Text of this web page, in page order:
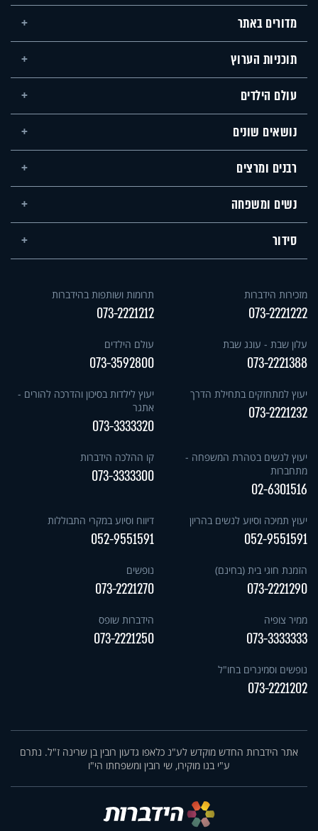
מדורים באתר
תוכניות הערוץ
עולם הילדים
נושאים שונים
רבנים ומרצים
נשים ומשפחה
סידור
מזכירות הידברות
073-2221222
תרומות ושותפות בהידברות
073-2221212
עלון שבת - עונג שבת
073-2221388
עולם הילדים
073-3592800
יעוץ למתחזקים בתחילת הדרך
073-2221232
יעוץ לילדות בסיכון והדרכה להורים -
אתגר
073-3333320
יעוץ לנשים בטהרת המשפחה -
מתחברות
02-6301516
קו ההלכה הידברות
073-3333300
יעוץ תמיכה וסיוע לנשים בהריון
052-9551591
דיווח וסיוע במקרי התבוללות
052-9551591
הזמנת חוגי בית (בחינם)
073-2221290
נופשים
073-2221270
ממיר צופיה
073-3333333
הידברות שופס
073-2221250
נופשים וסמינרים בחו"ל
073-2221202
אתר הידברות החדש מוקדש לע"נ כלאפו גדעון רובין בן שרינה ז"ל. נתרם
ע"י בנו מוקירו, שי רובין ומשפחתו הי"ו